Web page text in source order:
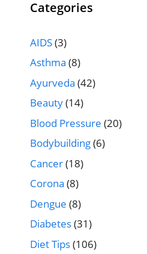
Categories
AIDS(3)
Asthma (8)
Ayurveda (42)
Beauty(14)
Blood Pressure (20)
Bodybuilding(6)
Cancer(18)
Corona (8)
Dengue (8)
Diabetes(31)
Diet Tips(106)